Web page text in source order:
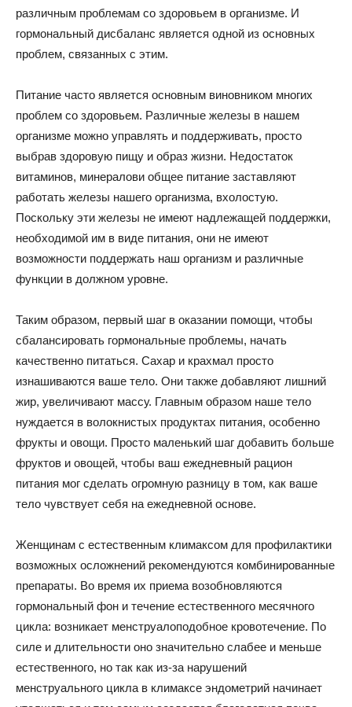
различным проблемам со здоровьем в организме. И
гормональный дисбаланс является одной из основных
проблем, связанных с этим.
Питание часто является основным виновником многих
проблем со здоровьем. Различные железы в нашем
организме можно управлять и поддерживать, просто
выбрав здоровую пищу и образ жизни. Недостаток
витаминов, минералови общее питание заставляют
работать железы нашего организма, вхолостую.
Поскольку эти железы не имеют надлежащей поддержки,
необходимой им в виде питания, они не имеют
возможности поддержать наш организм и различные
функции в должном уровне.
Таким образом, первый шаг в оказании помощи, чтобы
сбалансировать гормональные проблемы, начать
качественно питаться. Сахар и крахмал просто
изнашиваются ваше тело. Они также добавляют лишний
жир, увеличивают массу. Главным образом наше тело
нуждается в волокнистых продуктах питания, особенно
фрукты и овощи. Просто маленький шаг добавить больше
фруктов и овощей, чтобы ваш ежедневный рацион
питания мог сделать огромную разницу в том, как ваше
тело чувствует себя на ежедневной основе.
Женщинам с естественным климаксом для профилактики
возможных осложнений рекомендуются комбинированные
препараты. Во время их приема возобновляются
гормональный фон и течение естественного месячного
цикла: возникает менструалоподобное кровотечение. По
силе и длительности оно значительно слабее и меньше
естественного, но так как из-за нарушений
менструального цикла в климаксе эндометрий начинает